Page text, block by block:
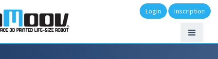
Login Inscription